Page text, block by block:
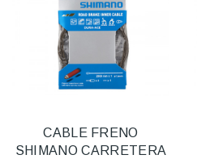
CABLE FRENO
SHIMANO CARRETERA